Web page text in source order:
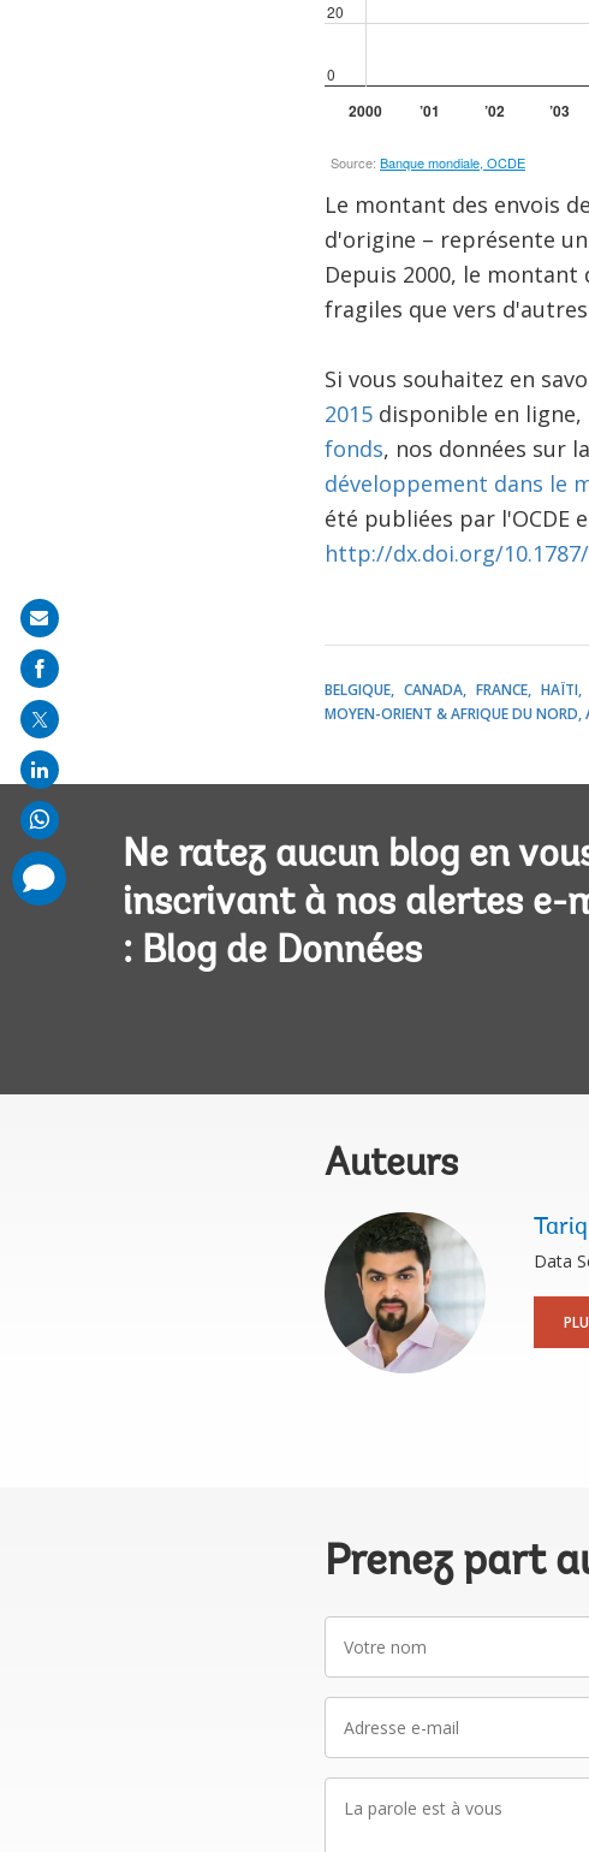
Le montant des envois
d'origine – représente
Depuis 2000, le
fragiles que vers
Si vous souhaitez en
2015disponible en ligne,
fonds, nos données sur la
développement dans le
été publiées par l'OCDE
http://dx.doi.org/10.1787/
BELGIQUE CANADA FRANCE HAÏTI
MOYEN-ORIENT & AFRIQUE DU
Ne ratez aucun blog en
inscrivant à nos alertes e-
: Blog de Données
Auteurs
Data
Prenez part
nom
parole
Share
on
mail
comments
added